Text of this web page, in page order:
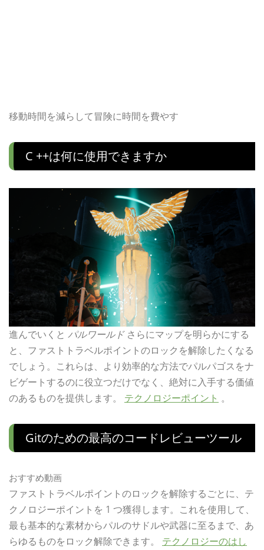
移動時間を減らして冒険に時間を費やす
C ++は何に使用できますか
進んでいくと パルワールドさらにマップを明らかにする
と、ファストトラベルポイントのロックを解除したくなる
でしょう。これらは、より効率的な方法でパルパゴスをナ
ビゲートするのに役立つだけでなく、絶対に入手する価値
のあるものを提供します。 テクノロジーポイント 。
Gitのための最高のコードレビューツール
おすすめ動画
ファストトラベルポイントのロックを解除するごとに、テ
クノロジーポイントを 1 つ獲得します。これを使用して、
最も基本的な素材からパルのサドルや武器に至るまで、あ
らゆるものをロック解除できます。 テクノロジーのはし